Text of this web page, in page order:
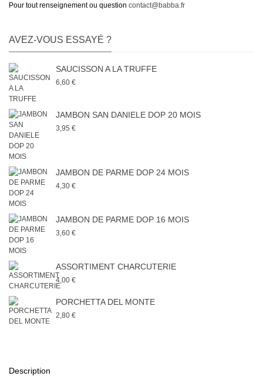
Pour tout renseignement ou question contact@babba.fr
AVEZ-VOUS ESSAYÉ ?
SAUCISSON A LA TRUFFE
6,60 €
JAMBON SAN DANIELE DOP 20 MOIS
3,95 €
JAMBON DE PARME DOP 24 MOIS
4,30 €
JAMBON DE PARME DOP 16 MOIS
3,60 €
ASSORTIMENT CHARCUTERIE
4,00 €
PORCHETTA DEL MONTE
2,80 €
Description